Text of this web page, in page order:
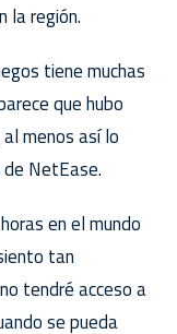
la región.
tiene muchas
que hubo
menos así lo
de NetEase.
en el mundo
tan
tendré acceso a
se pueda